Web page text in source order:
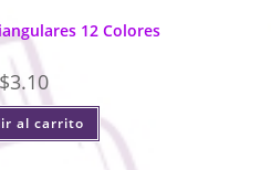
12 Colores
3.10
al carrito